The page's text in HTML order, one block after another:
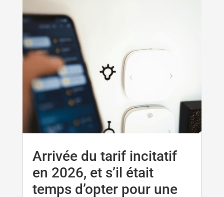
Arrivée du tarif incitatif
en 2026, et s’il était
temps d’opter pour une